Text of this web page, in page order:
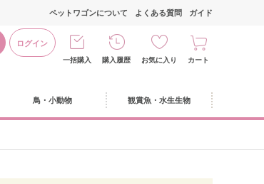
ログイン
ペットワゴンについて よくある質問 ガイド
一括購入 購入履歴 お気に入り カート
鳥・小動物 観賞魚・水生生物